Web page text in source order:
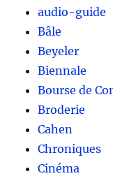
audio-guide
Bâle
Beyeler
Biennale
Bourse de
Broderie
Cahen
Chroniques
Cinéma